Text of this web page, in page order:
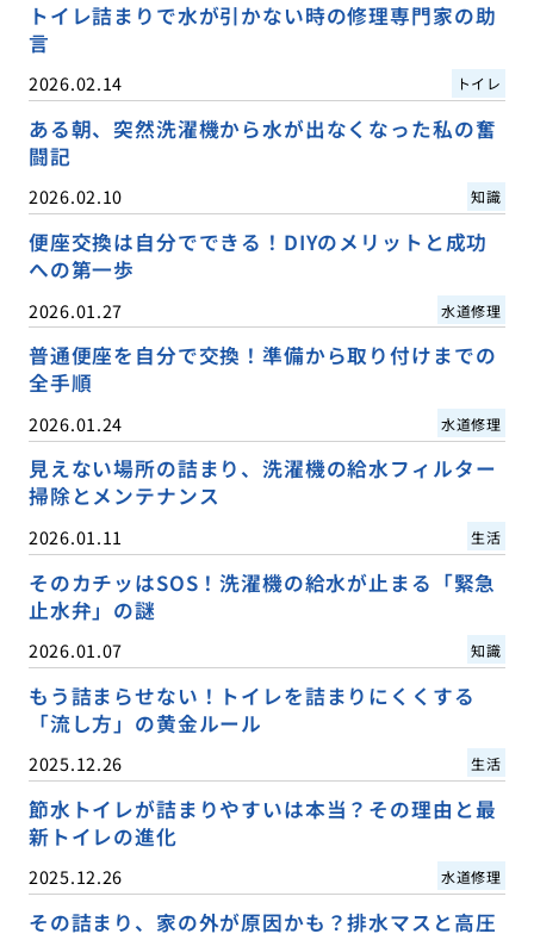
トイレ詰まりで水が引かない時の修理専門家の助
言
2026.02.14 トイレ
ある朝、突然洗濯機から水が出なくなった私の奮
闘記
2026.02.10 知識
便座交換は自分でできる！DIYのメリットと成功
への第一歩
2026.01.27 水道修理
普通便座を自分で交換！準備から取り付けまでの
全手順
2026.01.24 水道修理
見えない場所の詰まり、洗濯機の給水フィルター
掃除とメンテナンス
2026.01.11 生活
そのカチッはSOS！洗濯機の給水が止まる「緊急
止水弁」の謎
2026.01.07 知識
もう詰まらせない！トイレを詰まりにくくする
「流し方」の黄金ルール
2025.12.26 生活
節水トイレが詰まりやすいは本当？その理由と最
新トイレの進化
2025.12.26 水道修理
その詰まり、家の外が原因かも？排水マスと高圧